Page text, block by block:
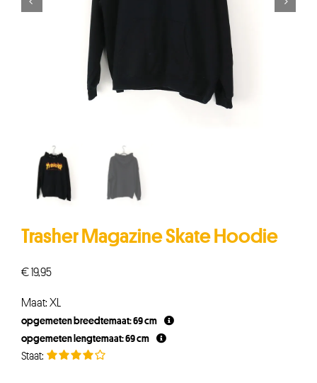
Trasher Magazine Skate Hoodie
€19,95
Maat: XL
opgemeten breedtemaat: 69 cm
opgemeten lengtemaat: 69 cm